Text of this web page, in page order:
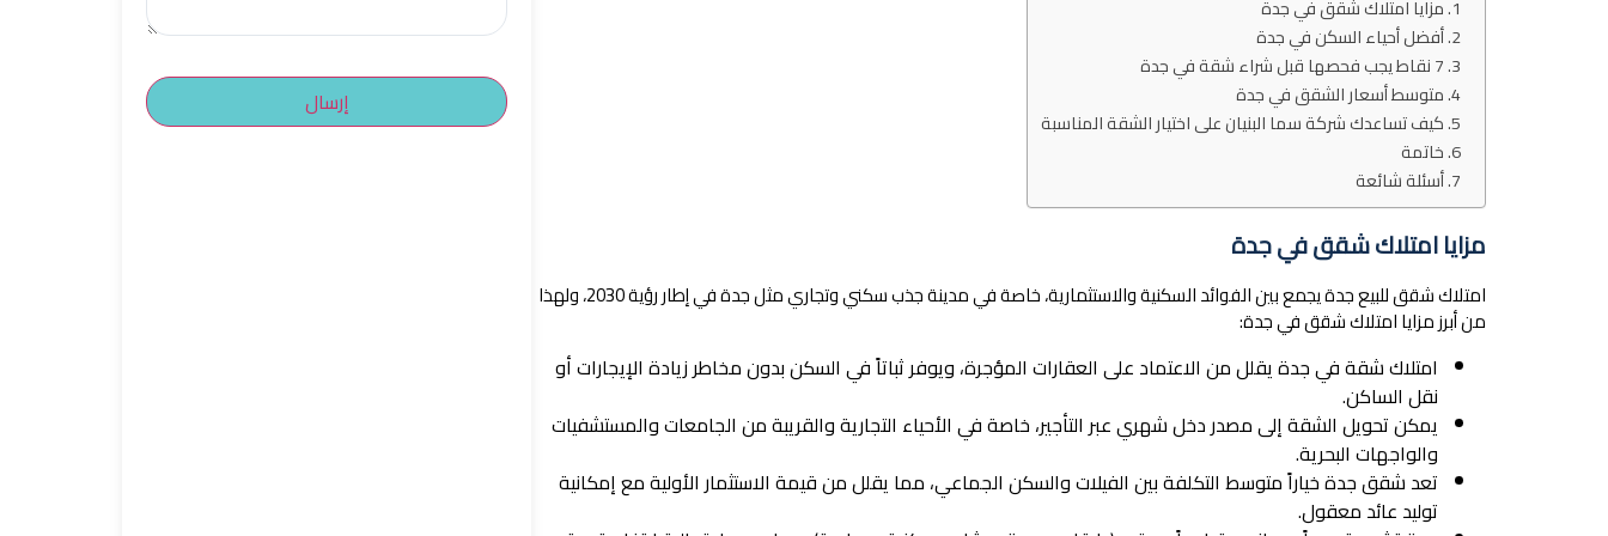
مزايا امتلاك شقق في جدة
أفضل أحياء السكن في جدة
7 نقاط يجب فحصها قبل شراء شقة في جدة
متوسط أسعار الشقق في جدة
كيف تساعدك شركة سما البنيان على اختيار الشقة المناسبة
خاتمة
أسئلة شائعة
مزايا امتلاك شقق في جدة
امتلاك شقق للبيع جدة يجمع بين الفوائد السكنية والاستثمارية، خاصة في مدينة جذب سكني وتجاري مثل جدة في إطار رؤية 2030، ولهذا
من أبرز مزايا امتلاك شقق في جدة:
امتلاك شقة في جدة يقلل من الاعتماد على العقارات المؤجرة، ويوفر ثباتاً في السكن بدون مخاطر زيادة الإيجارات أو
نقل الساكن.
يمكن تحويل الشقة إلى مصدر دخل شهري عبر التأجير، خاصة في الأحياء التجارية والقريبة من الجامعات والمستشفيات
والواجهات البحرية.
تعد شقق جدة خياراً متوسط التكلفة بين الفيلات والسكن الجماعي، مما يقلل من قيمة الاستثمار الأولية مع إمكانية
توليد عائد معقول.